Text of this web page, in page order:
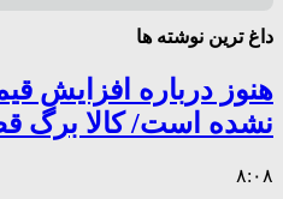
داغ ترین نوشته ها
هنوز درباره افزایش
نشده است/ کالا برگ
۸:۰۸